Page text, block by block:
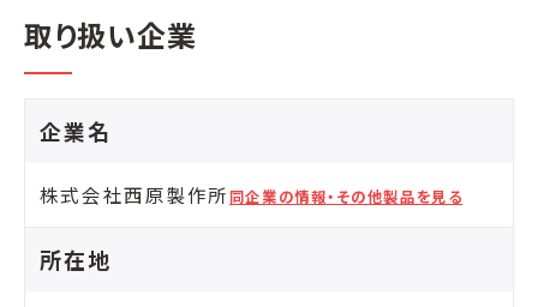
取り扱い企業
企業名
株式会社西原製作所 同企業の情報・その他製品を見る
所在地